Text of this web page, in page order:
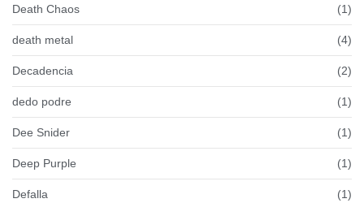
Death Chaos (1)
death metal (4)
Decadencia (2)
dedo podre (1)
Dee Snider (1)
Deep Purple (1)
Defalla (1)